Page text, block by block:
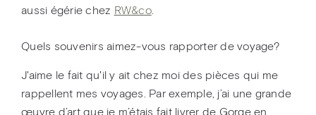
aussi égérie chez RW&co.
Quels souvenirs aimez-vous rapporter de voyage?
J'aime le fait qu'il y ait chez moi des pièces qui me
rappellent mes voyages. Par exemple, j’ai une grande
œuvre d’art que je m’étais fait livrer de Gorge en